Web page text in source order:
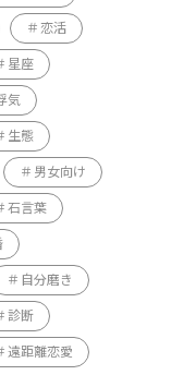
恋活
星座
気
生態
男女向け
石言葉
自分磨き
診断
遠距離恋愛